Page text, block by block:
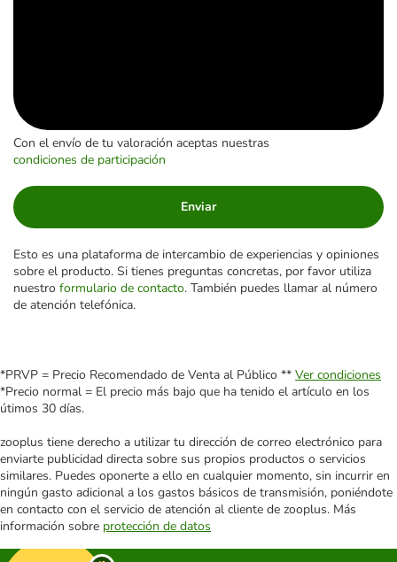
Con el envío de tu valoración aceptas nuestras
condiciones de participación
Enviar
Esto es una plataforma de intercambio de experiencias y opiniones
sobre el producto. Si tienes preguntas concretas, por favor utiliza
nuestro formulario de contacto. También puedes llamar al número
de atención telefónica.
*PRVP = Precio Recomendado de Venta al Público ** Ver condiciones
*Precio normal = El precio más bajo que ha tenido el artículo en los
útimos 30 días.
zooplus tiene derecho a utilizar tu dirección de correo electrónico para
enviarte publicidad directa sobre sus propios productos o servicios
similares. Puedes oponerte a ello en cualquier momento, sin incurrir en
ningún gasto adicional a los gastos básicos de transmisión, poniéndote
en contacto con el servicio de atención al cliente de zooplus. Más
información sobre protección de datos